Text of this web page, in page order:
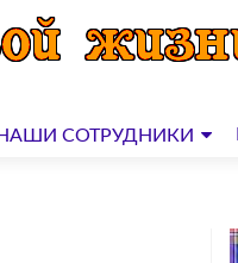
НАШИ СОТРУДНИКИ